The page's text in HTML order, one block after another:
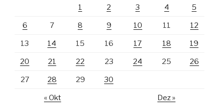
1 2 3 4 5
6 7 8 9 10 11 12
13 14 15 16 17 18 19
20 21 22 23 24 25 26
27 28 29 30
« Okt Dez »